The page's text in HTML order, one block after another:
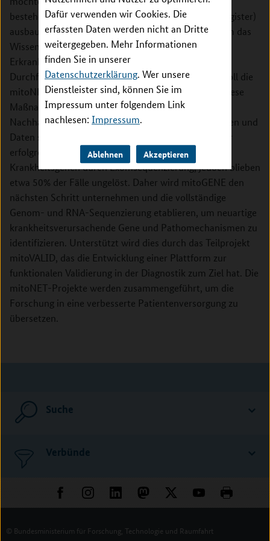
Dafür verwenden wir Cookies. Die
erfassten Daten werden nicht an Dritte
weitergegeben. Mehr Informationen
finden Sie in unserer
Datenschutzerklärung. Wer unsere
Dienstleister sind, können Sie im
Impressum unter folgendem Link
nachlesen: Impressum.
Ablehnen Akzeptieren
bestehendes mitoREGISTRY (nationales Patientenregister)
ausbauen und in ein globales Register integrieren, um das
Wissen über das Spektrum und den Verlauf dieser
Erkrankungen zu verbessern und das Design und die
Durchführung klinischer Studien zu verbessern. Es soll die
mitoNET-Biobank mitoSAMPLE etabliert werden. Diese
Maßnahmen werden dazu beitragen, die langfristige
Nachhaltigkeit und Zugänglichkeit von Infrastrukturen und
Daten sicherzustellen. Das Teilprojekt mitoGENE war
erfolgreich bei der Identifizierung von > 40 neuen
Krankheitsgenen durch Exomsequenzierung, jedoch blieben
etwa 50% der Fälle ungelöst. Daher wird mitoGENE den
nächsten Schritt unternehmen und die vollständige
Genom- und RNA-Sequenzierung etablieren, um neuartige
krankheitsverursachende Gene und Pathomechanismen zu
identifizieren. Unterstützt wird dies durch das Teilprojekt
mitoVALID, das die Entwicklung einer Plattform zur
funktionalen Validierung in der Diagnostik zum Ziel hat. Die
mitoNET-Projekte werden zusammengeführt, um die
Forschung in eine verbesserte Patientenversorgung zu
übersetzen.
Suche
Verbünde
© Bundesministerium für Forschung, Technologie und Raumfahrt